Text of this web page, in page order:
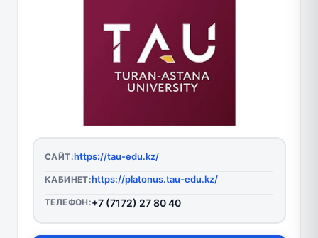
САЙТ:https://tau-edu.kz/
КАБИНЕТ:https://platonus.tau-edu.kz/
ТЕЛЕФОН:+7 (7172) 27 80 40